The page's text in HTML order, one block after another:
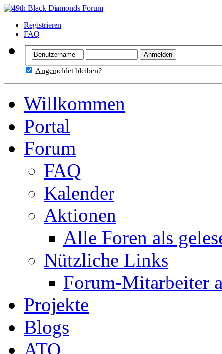
Registrieren
FAQ
Angemeldet bleiben?
Willkommen
Portal
Forum
FAQ
Kalender
Aktionen
Alle Foren als
Nützliche Links
Forum-Mitarbeiter
Projekte
Blogs
ATO